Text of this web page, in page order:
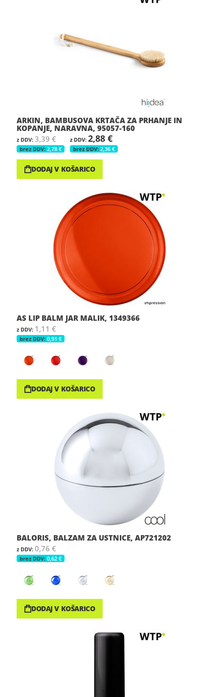
ARKIN, BAMBUSOVA KRTAČA ZA PRHANJE IN
KOPANJE, NARAVNA, 95057-160
3,39 €
2,78 €
2,88 €
2,36 €
DODAJ V KOŠARICO
AS LIP BALM JAR MALIK, 1349366
1,11 €
0,91 €
DODAJ V KOŠARICO
BALORIS, BALZAM ZA USTNICE, AP721202
0,76 €
0,62 €
DODAJ V KOŠARICO